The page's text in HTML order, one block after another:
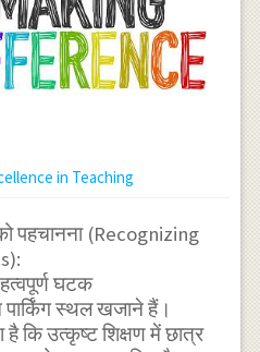
in Teaching
पहचानना (Recognizing
घटक
पार्किंग स्थल खजाने हैं।
है कि उत्कृष्ट शिक्षण में छात्र